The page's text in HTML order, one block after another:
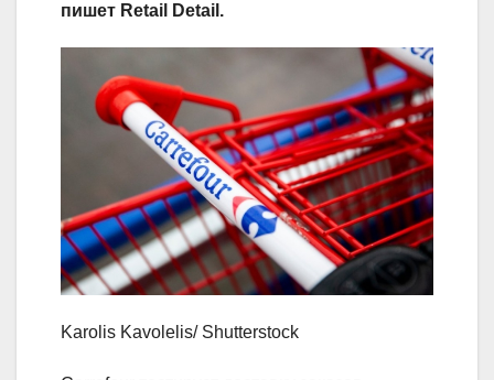
пишет Retail Detail.
Karolis Kavolelis/ Shutterstock